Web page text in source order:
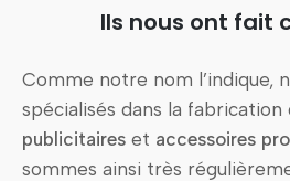
Ils nous ont fait
Comme notre nom l’indique,
spécialisés dans la fabrication
publicitaires et accessoires
sommes ainsi très